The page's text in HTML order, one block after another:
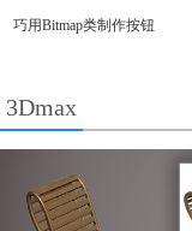
巧用Bitmap类制作按钮
3Dmax